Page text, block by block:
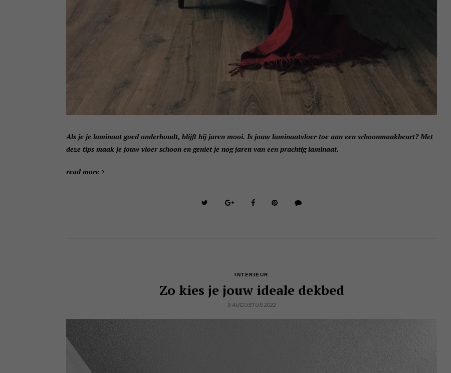
Als je je laminaat goed onderhoudt, blijft hij jaren mooi. Is jouw laminaatvloer toe aan een schoonmaakbeurt? Met
deze tips maak je jouw vloer schoon en geniet je nog jaren van een prachtig laminaat.
read more
INTERIEUR
Zo kies je jouw ideale dekbed
9 AUGUSTUS 2022